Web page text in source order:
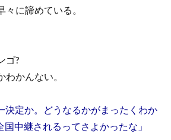
に諦めている。
ゴ?
かんない。
決定か。どうなるかがまったくわか
中継されるってさよかったな」